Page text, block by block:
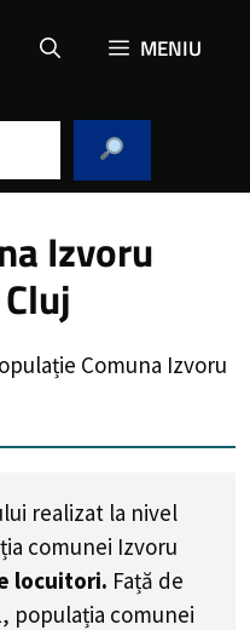
MENIU
Izvoru
Comuna Izvoru
realizat la nivel
comunei Izvoru
locuitori. Față de
populația comunei